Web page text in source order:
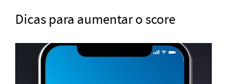
Dicas para aumentar o score